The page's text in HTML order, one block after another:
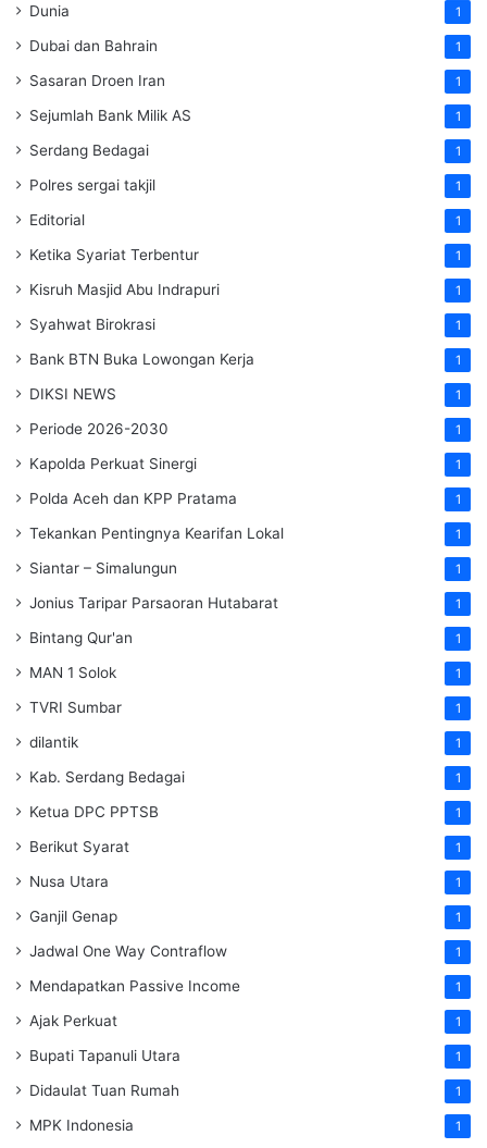
Dunia 1
Dubai dan Bahrain 1
Sasaran Droen Iran 1
Sejumlah Bank Milik AS 1
Serdang Bedagai 1
Polres sergai takjil 1
Editorial 1
Ketika Syariat Terbentur 1
Kisruh Masjid Abu Indrapuri 1
Syahwat Birokrasi 1
Bank BTN Buka Lowongan Kerja 1
DIKSI NEWS 1
Periode 2026-2030 1
Kapolda Perkuat Sinergi 1
Polda Aceh dan KPP Pratama 1
Tekankan Pentingnya Kearifan Lokal 1
Siantar – Simalungun 1
Jonius Taripar Parsaoran Hutabarat 1
Bintang Qur'an 1
MAN 1 Solok 1
TVRI Sumbar 1
dilantik 1
Kab. Serdang Bedagai 1
Ketua DPC PPTSB 1
Berikut Syarat 1
Nusa Utara 1
Ganjil Genap 1
Jadwal One Way Contraflow 1
Mendapatkan Passive Income 1
Ajak Perkuat 1
Bupati Tapanuli Utara 1
Didaulat Tuan Rumah 1
MPK Indonesia 1